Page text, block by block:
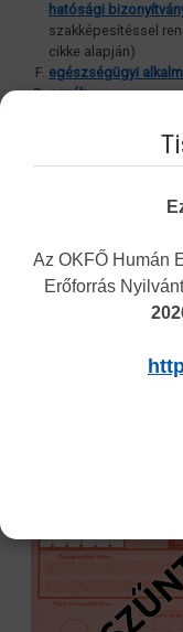
hatósági
szakképesítéssel
cikke alapján)
egészségügyi
egyéb
A hatósági
! A kérelem
menüpontokban, az
a további
Felmerülő további
elérhetőségeken
Vakbarát változat
Az OKFŐ Humán
Erőforrás